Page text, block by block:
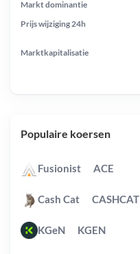
Prijs wijziging 24h
Markt dominantie
Marktkapitalisatie
Populaire koersen
Fusionist ACE
Cash Cat CASHCAT
KGeN KGEN